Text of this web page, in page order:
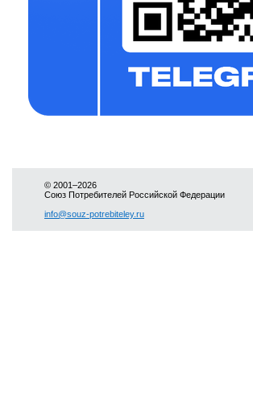
© 2001–2026
Союз Потребителей Российской Федерации
info@souz-potrebiteley.ru